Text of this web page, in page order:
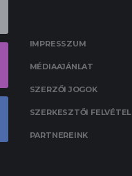
IMPRESSZUM
MÉDIAAJÁNLAT
SZERZŐI JOGOK
SZERKESZTŐI FELVÉTEL
PARTNEREINK